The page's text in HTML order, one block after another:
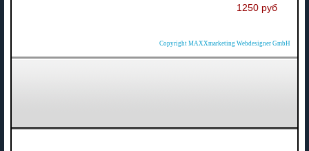
1250 руб
Copyright MAXXmarketing Webdesigner GmbH